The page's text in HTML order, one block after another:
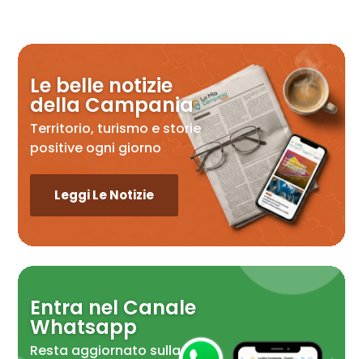
Le belle notizie
della Campania
Territorio, turismo e storie
positive ogni giorno
Leggi Le Notizie
Entra nel Canale
Whatsapp
Resta aggiornato sulla